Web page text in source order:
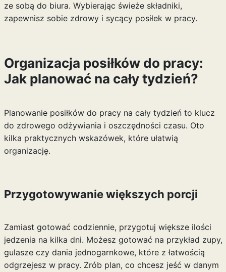
ze sobą do biura. Wybierając świeże składniki,
zapewnisz sobie zdrowy i sycący posiłek w pracy.
Organizacja posiłków do pracy:
Jak planować na cały tydzień?
Planowanie posiłków do pracy na cały tydzień to klucz
do zdrowego odżywiania i oszczędności czasu. Oto
kilka praktycznych wskazówek, które ułatwią
organizację.
Przygotowywanie większych porcji
Zamiast gotować codziennie, przygotuj większe ilości
jedzenia na kilka dni. Możesz gotować na przykład zupy,
gulasze czy dania jednogarnkowe, które z łatwością
odgrzejesz w pracy. Zrób plan, co chcesz jeść w danym